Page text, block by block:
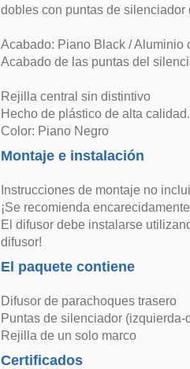
dobles con puntas de
Acabado: Piano Black / Aluminio
Acabado de las puntas del
Rejilla central sin distintivo
Hecho de plástico de alta calidad.
Color: Piano Negro
Montaje e instalación
Instrucciones de montaje no
¡Se recomienda
El difusor debe instalarse
difusor!
El paquete contiene
Difusor de parachoques trasero
Puntas de silenciador (izquierda-
Rejilla de un solo marco
Certificados